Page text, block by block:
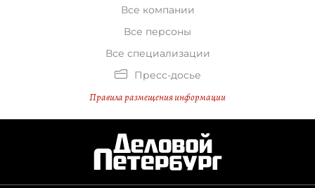
Все компании
Все персоны
Все специализации
Пресс-досье
Правила размещения информации